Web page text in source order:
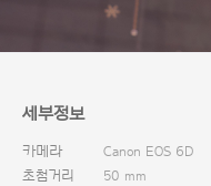
세부정보
카메라
Canon EOS 6D
초첨거리
50 mm